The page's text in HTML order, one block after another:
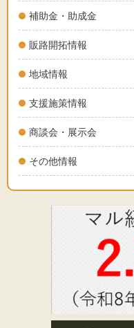
補助金・助成金
販路開拓情報
地域情報
支援施策情報
商談会・展示会
その他情報